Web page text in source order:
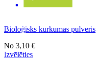
Bioloģisks kurkumas pulveris
No 3,10 €
Izvēlēties